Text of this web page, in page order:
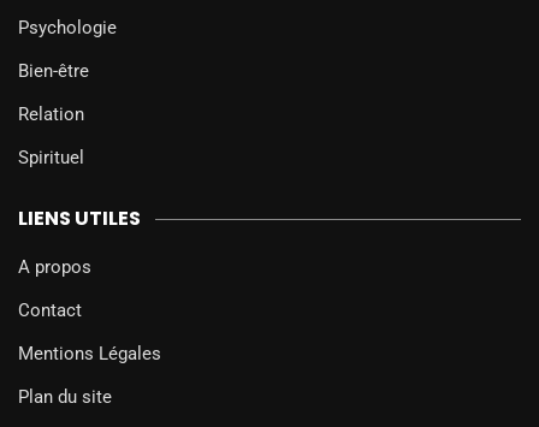
Psychologie
Bien-être
Relation
Spirituel
LIENS UTILES
A propos
Contact
Mentions Légales
Plan du site